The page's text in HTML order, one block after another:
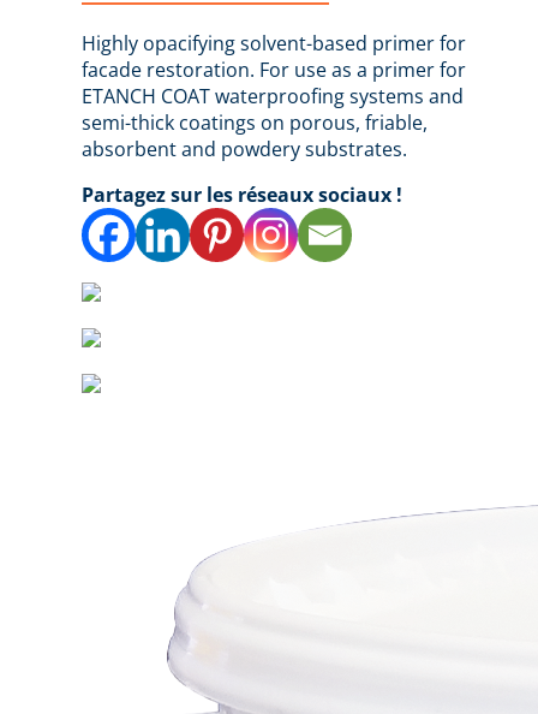
Highly opacifying solvent-based primer for
facade restoration. For use as a primer for
ETANCH COAT waterproofing systems and
semi-thick coatings on porous, friable,
absorbent and powdery substrates.
Partagez sur les réseaux sociaux !